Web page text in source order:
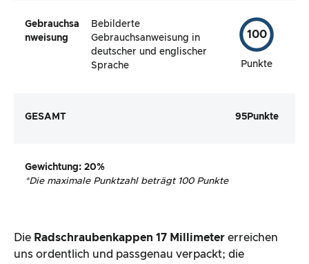
Gebrauchsa
nweisung
Bebilderte
Gebrauchsanweisung in
deutscher und englischer
Sprache
100
Punkte
GESAMT 95Punkte
Gewichtung: 20%
*Die maximale Punktzahl beträgt 100 Punkte
Die Radschraubenkappen 17 Millimeter erreichen
uns ordentlich und passgenau verpackt; die